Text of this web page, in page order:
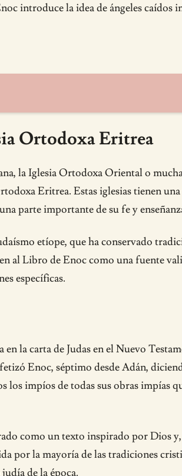
introduce la idea de ángeles caídos
Ortodoxa Eritrea
la Iglesia Ortodoxa Oriental o
Eritrea. Estas iglesias tienen
parte importante de su fe y
etíope, que ha conservado
al Libro de Enoc como una fuente
específicas.
la carta de Judas en el Nuevo
Enoc, séptimo desde Adán,
los impíos de todas sus obras impías
como un texto inspirado por Dios
por la mayoría de las tradiciones
de la época.